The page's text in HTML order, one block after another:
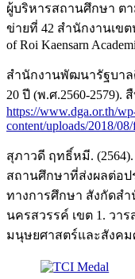
ผู้บริหารสถานศึกษา ต
ข่ายที่ 42 สำนักงานเข
of Roi Kaensarn
สำนักงานพัฒนารัฐบาล
20 ปี (พ.ศ.2560-
https://www.dga.or.th/
content/uploads/2018/
สุภาวดี ฤทธิ์หมี.
สถานศึกษาที่ส่งผลต่อป
ทางการศึกษา สังกัดส
นครสวรรค์ เขต 1. วา
มนุษยศาสตร์และสังคม